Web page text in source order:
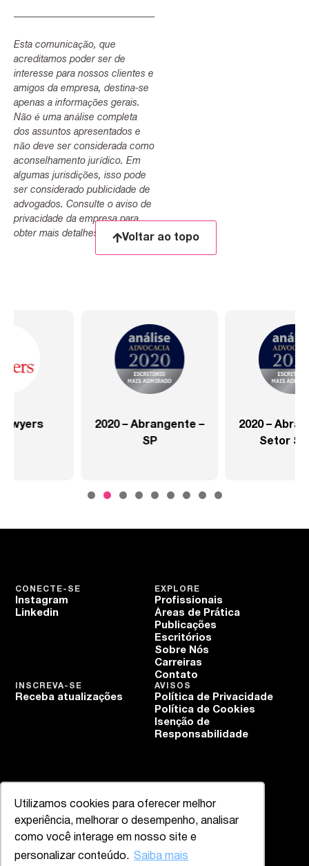
Utilizamos cookies para oferecer melhor
experiência, melhorar o desempenho, analisar
como você interage em nosso site e
personalizar conteúdo. Saiba mais
Esta comunicação, que
acreditamos poder ser de
interesse para nossos clientes e
amigos da empresa, destina-se
apenas a informações gerais.
Não é uma análise completa
dos assuntos apresentados e
não deve ser considerada como
aconselhamento jurídico. Em
algumas jurisdições, isso pode
ser considerado publicidade de
advogados. Consulte o aviso de
privacidade da empresa para
obter mais detalhes.
Voltar ao topo
2020 – Abrangente –
2020 – Abrangente –
Setor Saúde
EXPLORE
Profissionais
Áreas de Prática
Publicações
Escritórios
Sobre Nós
Carreiras
Contato
CONECTE-SE
Instagram
Linkedin
AVISOS
Política de Privacidade
Política de Cookies
Isenção de
Responsabilidade
INSCREVA-SE
Receba atualizações